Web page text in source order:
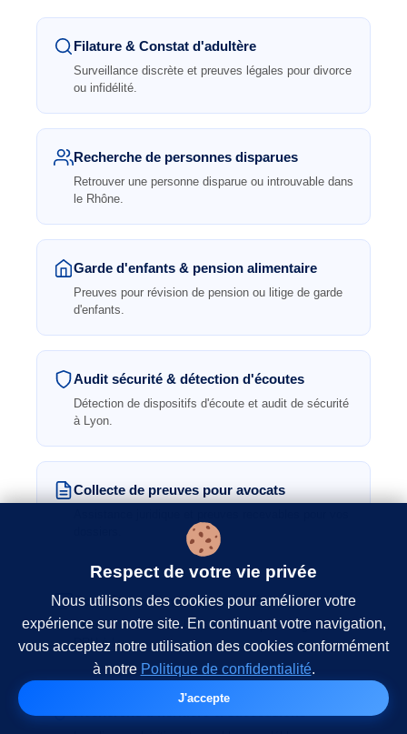
Filature & Constat d'adultère
Surveillance discrète et preuves légales pour divorce
ou infidélité.
Recherche de personnes disparues
Retrouver une personne disparue ou introuvable dans
le Rhône.
Garde d'enfants & pension alimentaire
Preuves pour révision de pension ou litige de garde
d'enfants.
Audit sécurité & détection d'écoutes
Détection de dispositifs d'écoute et audit de sécurité
à Lyon.
Collecte de preuves pour avocats
Contrôle arrêt maladie salarié
Preuves de fraude à l'arrêt maladie pour dirigeants et
DRH à Lyon.
Respect de votre vie privée
Nous utilisons des cookies pour améliorer votre
expérience sur notre site. En continuant votre navigation,
vous acceptez notre utilisation des cookies conformément
à notre Politique de confidentialité.
J'accepte